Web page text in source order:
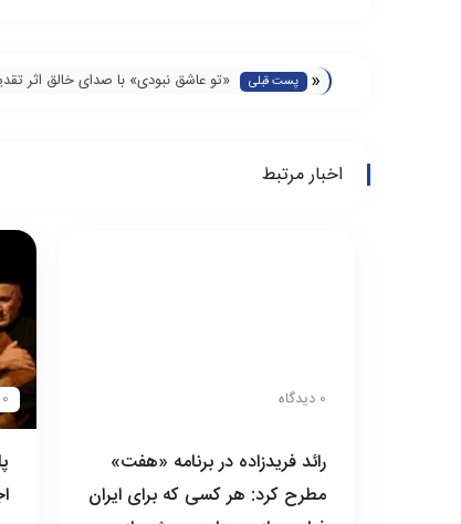
« پست قبلی
«تو عاشق نبودی» با صدای خالق اثر
اخبار مرتبط
0 دیدگاه
رائد فریدزاده در برنامه «هفت»
مطرح کرد: هر کسی که برای ایران
0 دیدگاه